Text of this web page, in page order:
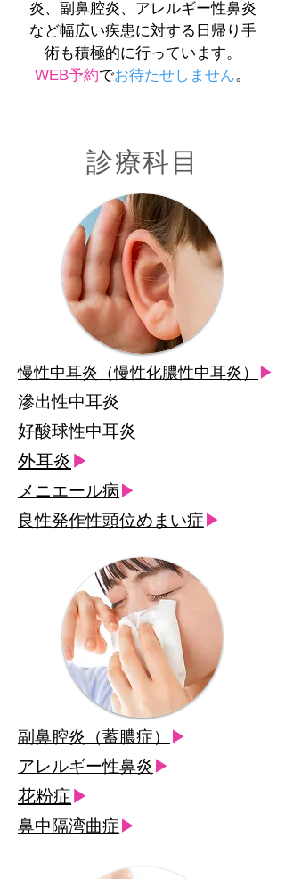
炎、副鼻腔炎、アレルギー性鼻炎
など幅広い疾患に対する日帰り手
術も積極的に行っています。
WEB予約でお待たせしません。
診療科目
慢性中耳炎（慢性化膿性中耳炎） ▶
滲出性中耳炎
好酸球性中耳炎
外耳炎 ▶
メニエール病 ▶
良性発作性頭位めまい症 ▶
副鼻腔炎（蓄膿症）
▶
アレルギー性鼻炎 ▶
花粉症 ▶
鼻中隔湾曲症 ▶